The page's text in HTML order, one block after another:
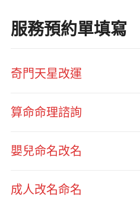
服務預約單填寫
奇門天星改運
算命命理諮詢
嬰兒命名改名
成人改名命名